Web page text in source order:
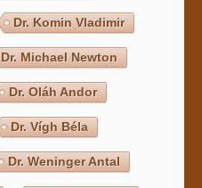
Dr. Komin Vladimir
Dr. Michael Newton
Dr. Oláh Andor
Dr. Vígh Béla
Dr. Weninger Antal